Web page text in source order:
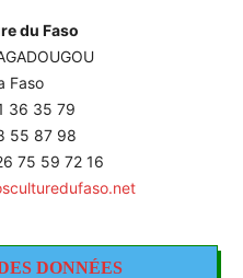
du Faso
Faso
36 35 79
55 87 98
75 59 72 16
DONNÉES